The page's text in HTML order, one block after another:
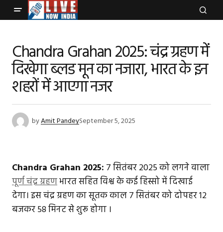
Chandra Grahan 2025: चंद्र ग्रहण में
दिखेगा ब्लड मून का नजारा, भारत के इन
शहरों में आएगा नजर
byAmit PandeySeptember 5, 2025
Chandra Grahan 2025: 7 सितंबर 2025 को लगने वाला
पूर्ण चंद्र ग्रहणभारत सहित विश्व के कई हिस्सो में दिखाई
देगा। इस चंद्र ग्रहण का सूतक काल 7 सितंबर को दोपहर 12
बजकर 58 मिनट से शुरू होगा ।